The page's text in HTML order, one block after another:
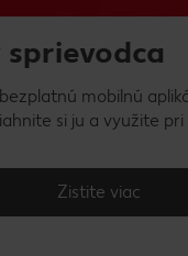
mobilnú
si ju a využite
Zistite viac